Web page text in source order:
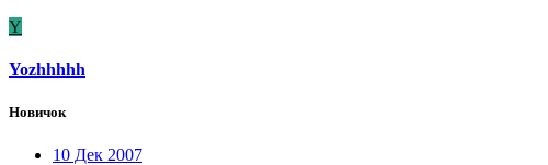
Y
Yozhhhhh
Новичок
10 Дек 2007